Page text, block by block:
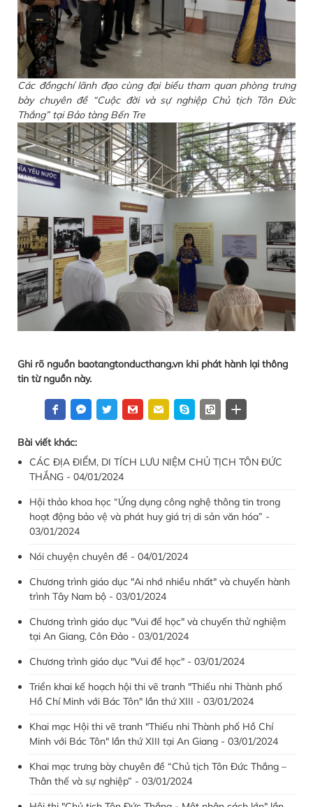
Các đồngchí lãnh đạo cùng đại biểu tham quan phòng trưng
bày chuyên đề “Cuộc đời và sự nghiệp Chủ tịch Tôn Đức
Thắng” tại Bảo tàng Bến Tre
Ghi rõ nguồn baotangtonducthang.vn khi phát hành lại thông
tin từ nguồn này.
Bài viết khác:
CÁC ĐỊA ĐIỂM, DI TÍCH LƯU NIỆM CHỦ TỊCH TÔN ĐỨC
THẮNG - 04/01/2024
Hội thảo khoa học “Ứng dụng công nghệ thông tin trong
hoạt động bảo vệ và phát huy giá trị di sản văn hóa” -
03/01/2024
Nói chuyện chuyên đề - 04/01/2024
Chương trình giáo dục "Ai nhớ nhiều nhất" và chuyến hành
trình Tây Nam bộ - 03/01/2024
Chương trình giáo dục "Vui để học" và chuyến thử nghiệm
tại An Giang, Côn Đảo - 03/01/2024
Chương trình giáo dục "Vui để học" - 03/01/2024
Triển khai kế hoạch hội thi vẽ tranh "Thiếu nhi Thành phố
Hồ Chí Minh với Bác Tôn" lần thứ XIII - 03/01/2024
Khai mạc Hội thi vẽ tranh "Thiếu nhi Thành phố Hồ Chí
Minh với Bác Tôn" lần thứ XIII tại An Giang - 03/01/2024
Khai mạc trưng bày chuyên đề “Chủ tịch Tôn Đức Thắng –
Thân thế và sự nghiệp” - 03/01/2024